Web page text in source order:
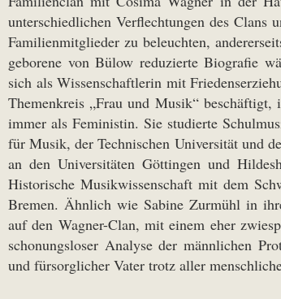
unterschiedlichen Verflechtungen des Clans
Familienmitglieder zu beleuchten,
geborene von Bülow reduzierte Biografie
sich als Wissenschaftlerin mit
Themenkreis „Frau und Musik“
immer als Feministin. Sie studierte
für Musik, der Technischen Universität und
an den Universitäten Göttingen und
Historische Musikwissenschaft mit dem
Bremen. Ähnlich wie Sabine Zurmühl in
auf den Wagner-Clan, mit einem eher
schonungsloser Analyse der männlichen
und fürsorglicher Vater trotz aller